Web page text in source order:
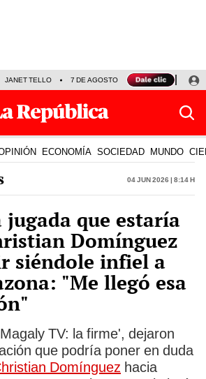
JANET TELLO 7 DE AGOSTO TINKA RESULTADOS
ECONOMÍA SOCIEDAD MUNDO
04 Jun 2026 | 8:14 h
jugada que estaría
Domínguez
siéndole infiel a
"Me llegó esa
TV: la firme', dejaron
que podría poner en duda
Domínguez hacia